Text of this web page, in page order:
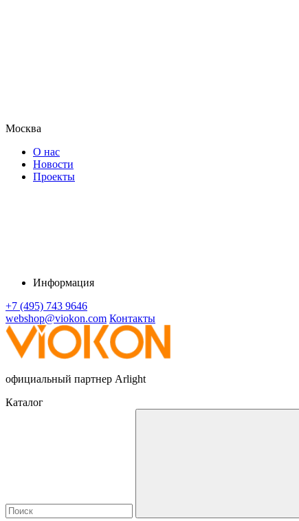
Москва
О нас
Новости
Проекты
Информация
+7 (495) 743 9646
webshop@viokon.com Контакты
официальный партнер Arlight
Каталог